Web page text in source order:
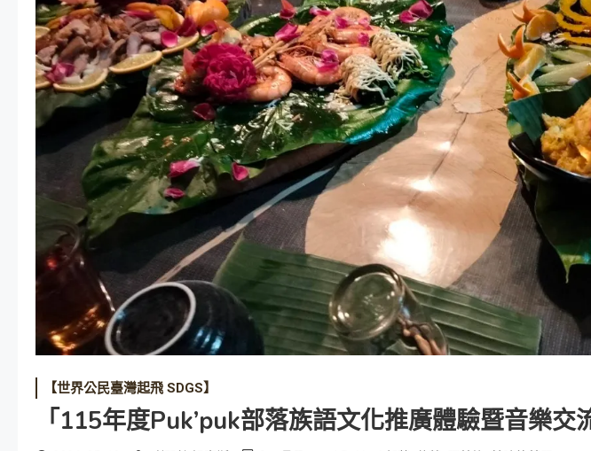
【世界公民臺灣起飛 SDGS】
「115年度Puk’puk部落族語文化推廣體驗暨音樂交